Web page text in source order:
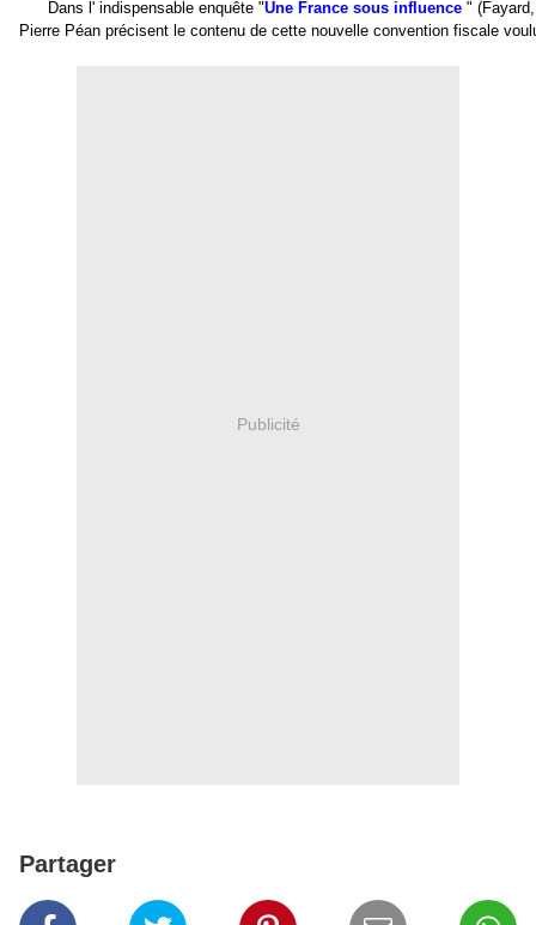
Dans l' indispensable enquête "Une France sous influence "
Pierre Péan précisent le contenu de cette nouvelle convention fiscale
Publicité
Partager